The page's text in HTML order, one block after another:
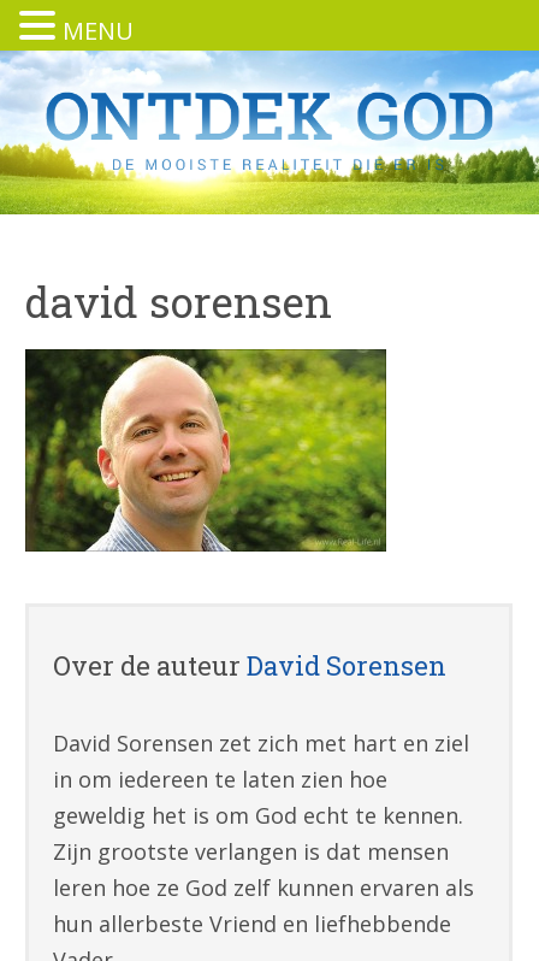
david sorensen
Over de auteurDavid Sorensen
David Sorensen zet zich met hart en ziel
in om iedereen te laten zien hoe
geweldig het is om God echt te kennen.
Zijn grootste verlangen is dat mensen
leren hoe ze God zelf kunnen ervaren als
hun allerbeste Vriend en liefhebbende
MENU